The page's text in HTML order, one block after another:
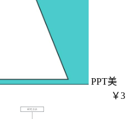
PPT美
￥3